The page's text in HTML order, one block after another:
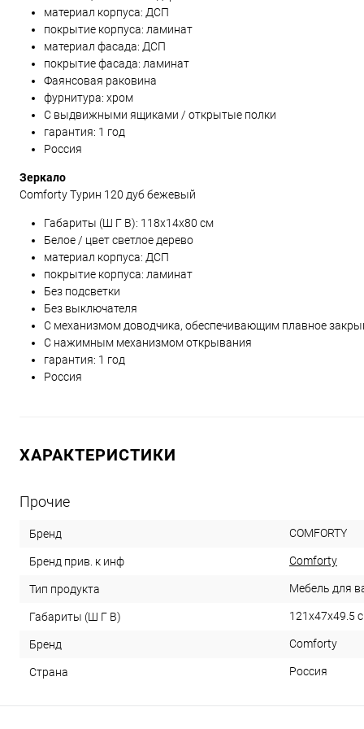
материал корпуса: ДСП
покрытие корпуса: ламинат
материал фасада: ДСП
покрытие фасада: ламинат
Фаянсовая раковина
фурнитура: хром
С выдвижными ящиками / открытые полки
гарантия: 1 год
Россия
Зеркало
Comforty Турин 120 дуб бежевый
Габариты (Ш Г В): 118x14x80 см
Белое / цвет светлое дерево
материал корпуса: ДСП
покрытие корпуса: ламинат
Без подсветки
Без выключателя
С механизмом доводчика, обеспечивающим плавное
С нажимным механизмом открывания
гарантия: 1 год
Россия
ХАРАКТЕРИСТИКИ
Прочие
Бренд COMFORTY
Бренд прив. к инф Comforty
Тип продукта Мебель для
Габариты (Ш Г В) 121x47x49.5
Бренд Comforty
Страна Россия